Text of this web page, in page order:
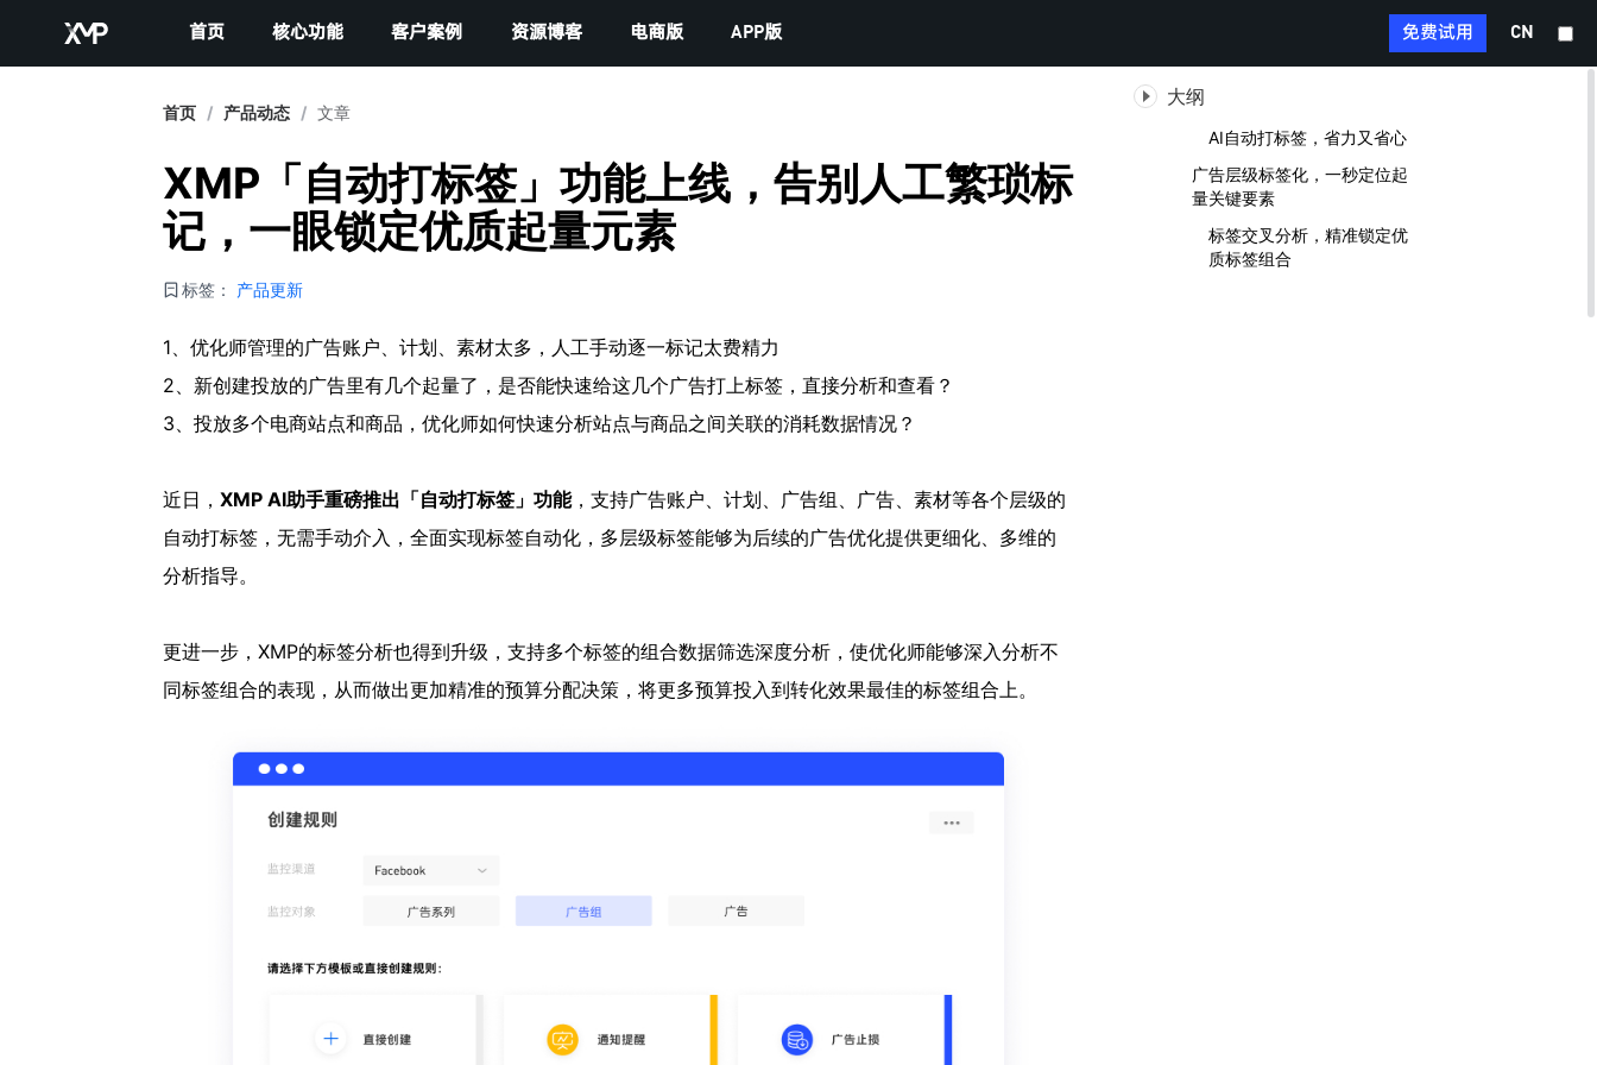
首页 核心功能 客户案例 资源博客 电商版 APP版 免费试用 CN
首页 / 产品动态 / 文章
XMP「自动打标签」功能上线，告别人工繁琐标
记，一眼锁定优质起量元素
标签： 产品更新
1、优化师管理的广告账户、计划、素材太多，人工手动逐一标记太费精力
2、新创建投放的广告里有几个起量了，是否能快速给这几个广告打上标签，直接分析和查看？
3、投放多个电商站点和商品，优化师如何快速分析站点与商品之间关联的消耗数据情况？
近日， XMP AI助手重磅推出「自动打标签」功能，支持广告账户、计划、广告组、广告、素材等各个层级的
自动打标签，无需手动介入，全面实现标签自动化，多层级标签能够为后续的广告优化提供更细化、多维的
分析指导。
更进一步，XMP的标签分析也得到升级，支持多个标签的组合数据筛选深度分析，使优化师能够深入分析不
同标签组合的表现，从而做出更加精准的预算分配决策，将更多预算投入到转化效果最佳的标签组合上。
大纲
AI自动打标签，省力又省心
广告层级标签化，一秒定位起
量关键要素
标签交叉分析，精准锁定优
质标签组合